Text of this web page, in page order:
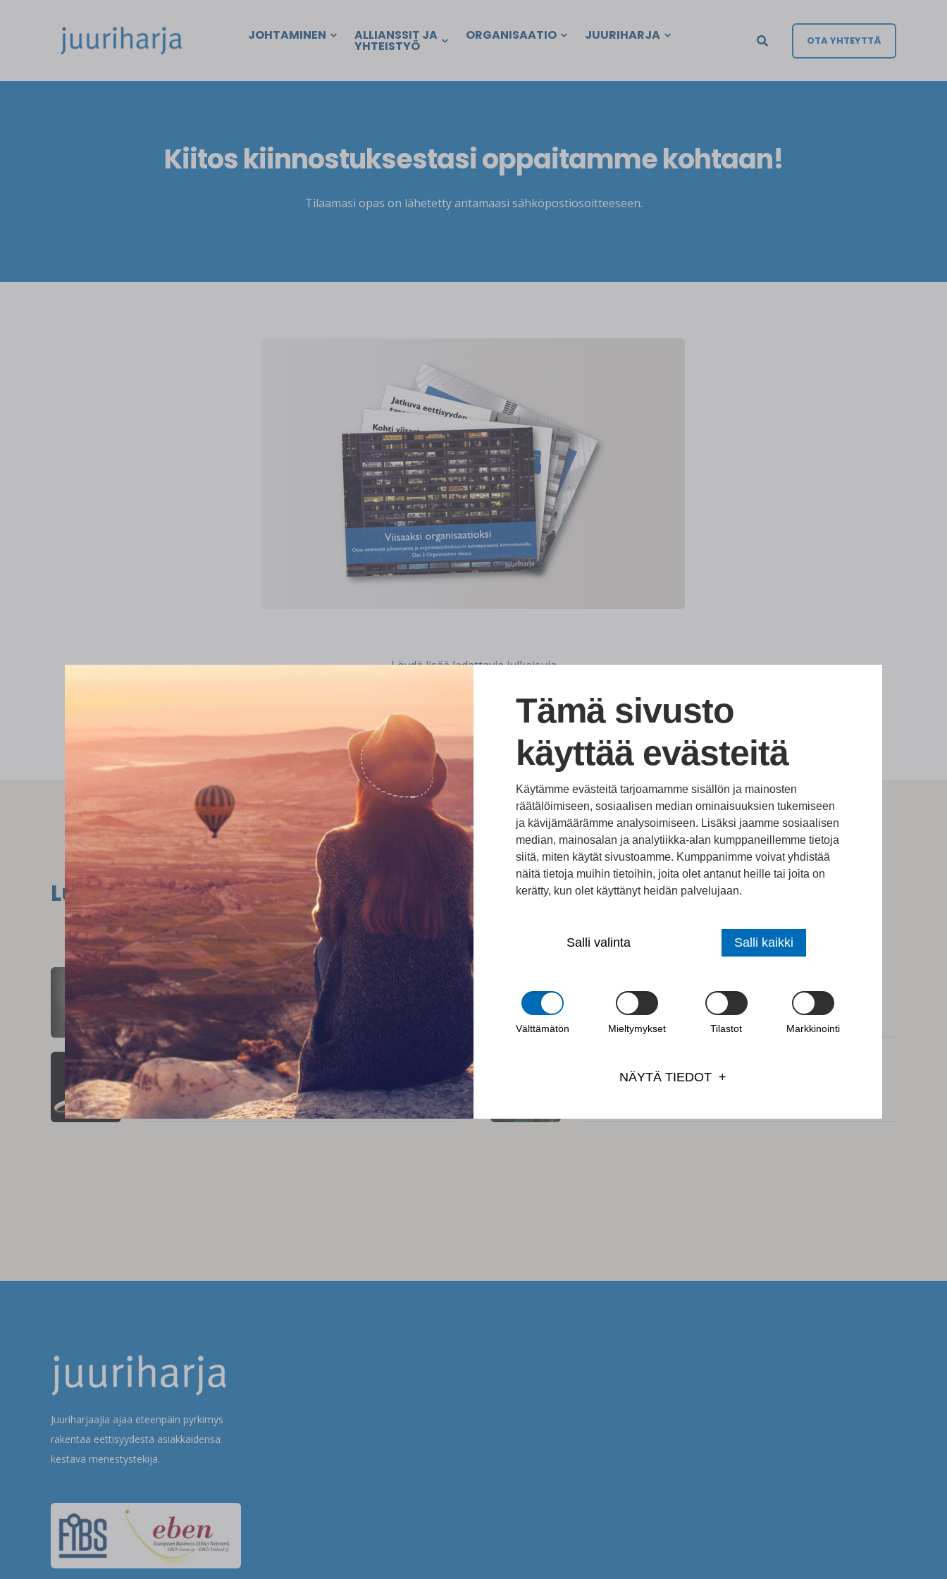
Tämä sivusto
käyttää evästeitä
Käytämme evästeitä tarjoamamme sisällön ja mainosten
räätälöimiseen, sosiaalisen median ominaisuuksien tukemiseen
ja kävijämäärämme analysoimiseen. Lisäksi jaamme sosiaalisen
median, mainosalan ja analytiikka-alan kumppaneillemme tietoja
siitä, miten käytät sivustoamme. Kumppanimme voivat yhdistää
näitä tietoja muihin tietoihin, joita olet antanut heille tai joita on
kerätty, kun olet käyttänyt heidän palvelujaan.
Salli valinta Salli kaikki
Välttämätön Mieltymykset Tilastot Markkinointi
NÄYTÄ TIEDOT
JOHTAMINEN ALLIANSSIT JA
YHTEISTYÖ
ORGANISAATIO JUURIHARJA OTA YHTEYTTÄ
Kiitos kiinnostuksestasi oppaitamme kohtaan!
Tilaamasi opas on lähetetty antamaasi sähköpostiosoitteeseen.
Löydä lisää ladattavia julkaisuja
KATSO KAIKKI JULKAISUT
Lue lisää aiheesta:
ESIHENKILÖN JAKSAMINEN ON EETTINEN
KYSYMYS
CODE OF CONDUCT ESIHENKILÖN TUKENA:
MITEN JOHTAA OIKEIN PAINEEN ALLA?
EPÄREILU EPÄLUOTTAMUS - TUNNISTATKO
ILMIÖN?
EETTISTEN RISKIEN EHKÄISY JA HALLINTA
Juuriharjaajia ajaa eteenpäin pyrkimys
rakentaa eettisyydestä asiakkaidensa
kestävä menestystekijä.